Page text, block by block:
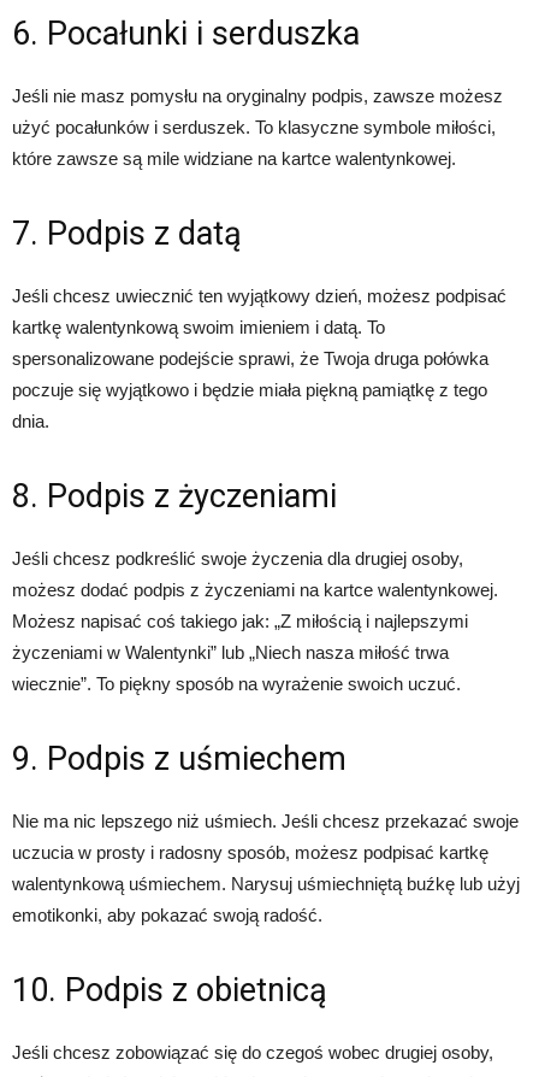
6. Pocałunki i serduszka
Jeśli nie masz pomysłu na oryginalny podpis, zawsze możesz
użyć pocałunków i serduszek. To klasyczne symbole miłości,
które zawsze są mile widziane na kartce walentynkowej.
7. Podpis z datą
Jeśli chcesz uwiecznić ten wyjątkowy dzień, możesz podpisać
kartkę walentynkową swoim imieniem i datą. To
spersonalizowane podejście sprawi, że Twoja druga połówka
poczuje się wyjątkowo i będzie miała piękną pamiątkę z tego
dnia.
8. Podpis z życzeniami
Jeśli chcesz podkreślić swoje życzenia dla drugiej osoby,
możesz dodać podpis z życzeniami na kartce walentynkowej.
Możesz napisać coś takiego jak: „Z miłością i najlepszymi
życzeniami w Walentynki” lub „Niech nasza miłość trwa
wiecznie”. To piękny sposób na wyrażenie swoich uczuć.
9. Podpis z uśmiechem
Nie ma nic lepszego niż uśmiech. Jeśli chcesz przekazać swoje
uczucia w prosty i radosny sposób, możesz podpisać kartkę
walentynkową uśmiechem. Narysuj uśmiechniętą buźkę lub użyj
emotikonki, aby pokazać swoją radość.
10. Podpis z obietnicą
Jeśli chcesz zobowiązać się do czegoś wobec drugiej osoby,